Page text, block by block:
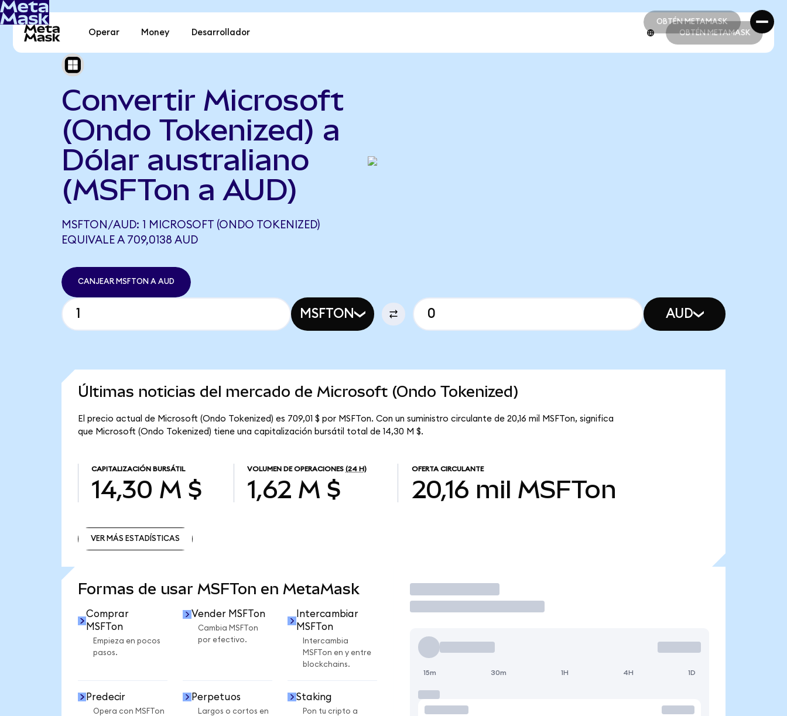
OBTÉN METAMASK
OBTÉN METAMASK
Operar Money Desarrollador OBTÉN METAMASK
Convertir Microsoft
(Ondo Tokenized) a
Dólar australiano
(MSFTon a AUD)
MSFTON/AUD: 1 MICROSOFT (ONDO TOKENIZED)
EQUIVALE A 709,0138 AUD
CANJEAR MSFTON A AUD
MSFTON AUD
Últimas noticias del mercado de Microsoft (Ondo Tokenized)
El precio actual de Microsoft (Ondo Tokenized) es 709,01 $ por MSFTon. Con un suministro circulante de 20,16 mil MSFTon, significa
que Microsoft (Ondo Tokenized) tiene una capitalización bursátil total de 14,30 M $.
CAPITALIZACIÓN BURSÁTIL
14,30 M $
VOLUMEN DE OPERACIONES (24 H)
1,62 M $
OFERTA CIRCULANTE
20,16 mil MSFTon
VER MÁS ESTADÍSTICAS
Formas de usar MSFTon en MetaMask
Comprar
MSFTon
Empieza en pocos
pasos.
Vender MSFTon
Cambia MSFTon
por efectivo.
Intercambiar
MSFTon
Intercambia
MSFTon en y entre
blockchains.
Predecir
Opera con MSFTon
Perpetuos
Largos o cortos en
Staking
Pon tu cripto a
Operar
15m 30m 1H 4H 1D